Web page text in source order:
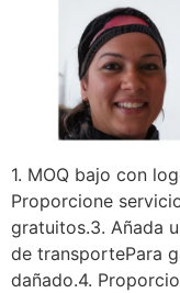
1. MOQ bajo con
Proporcione
gratuitos.3. Añada
de transportePara
dañado.4.